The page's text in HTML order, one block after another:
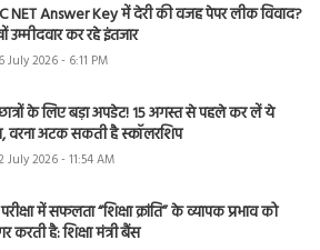
NET Answer Key में देरी की वजह पेपर लीक विवाद?
उम्मीदवार कर रहे इंतजार
July 2026 - 6:11 PM
के लिए बड़ा अपडेट! 15 अगस्त से पहले कर लें ये
वरना अटक सकती है स्कॉलरशिप
July 2026 - 11:54 AM
में सफलता “शिक्षा क्रांति” के व्यापक प्रभाव को
करती है: शिक्षा मंत्री बैंस